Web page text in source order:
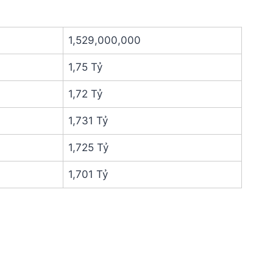
1,529,000,000
1,75 Tỷ
1,72 Tỷ
1,731 Tỷ
1,725 Tỷ
1,701 Tỷ